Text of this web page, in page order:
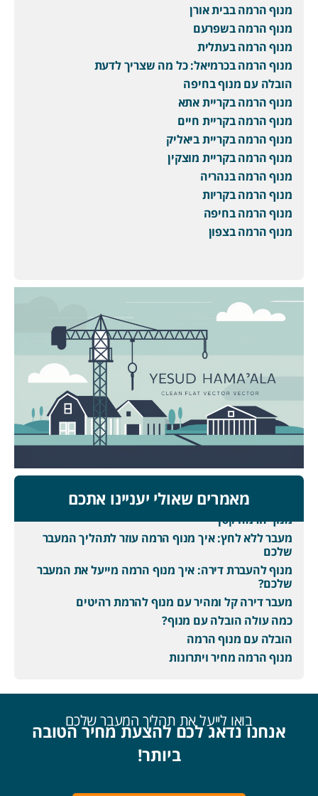
מנוף הרמה בבית אורן
מנוף הרמה בשפרעם
מנוף הרמה בעתלית
מנוף הרמה בכרמיאל: כל מה שצריך לדעת
הובלה עם מנוף בחיפה
מנוף הרמה בקריית אתא
מנוף הרמה בקריית חיים
מנוף הרמה בקריית ביאליק
מנוף הרמה בקריית מוצקין
מנוף הרמה בנהריה
מנוף הרמה בקריות
מנוף הרמה בחיפה
מנוף הרמה בצפון
מאמרים שאולי יעניינו אתכם
מנוף הרמה קטן
מעבר ללא לחץ: איך מנוף הרמה עוזר לתהליך המעבר
שלכם
מנוף להעברת דירה: איך מנוף הרמה מייעל את המעבר
שלכם?
מעבר דירה קל ומהיר עם מנוף להרמת רהיטים
כמה עולה הובלה עם מנוף?
הובלה עם מנוף הרמה
מנוף הרמה מחיר ויתרונות
בואו לייעל את תהליך המעבר שלכם
אנחנו נדאג לכם להצעת מחיר הטובה
ביותר!